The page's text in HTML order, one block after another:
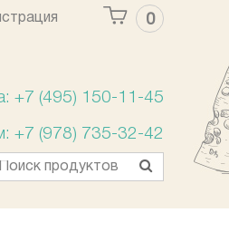
0
+7 (495) 150-11-45
+7 (978) 735-32-42